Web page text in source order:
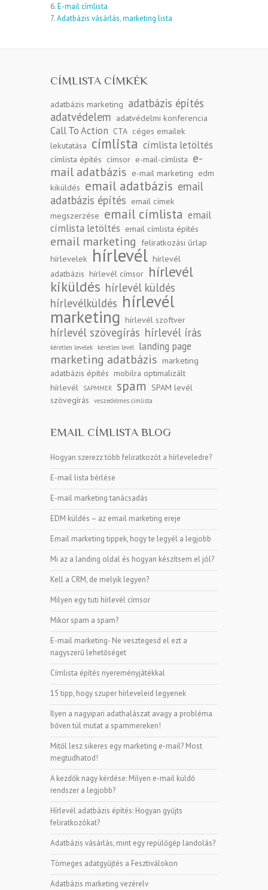
6.E-mail címlista
7.Adatbázis vásárlás, marketing lista
CÍMLISTA CÍMKÉK
adatbázis marketing adatbázis építés
adatvédelem adatvédelmi konferencia
Call To Action CTA céges emailek
lekutatása címlista címlista letöltés
címlista építés címsor e-mail-címlista e-
mail adatbázis e-mail marketing edm
kiküldés email adatbázis email
adatbázis építés email címek
megszerzése email címlista email
címlista letöltés email címlista építés
email marketing feliratkozási űrlap
hírlevelek
hírlevél hírlevél
adatbázis hírlevél címsor hírlevél
kiküldés hírlevél küldés
hírlevélküldés hírlevél
marketing hírlevél szoftver
hírlevél szövegírás hírlevél írás
kéretlen levelek kéretlen levél landing page
marketing adatbázis marketing
adatbázis építés mobilra optimalizált
hírlevél
SAPMMER spam SPAM levél
szövegírás
veszedelmes címlista
EMAIL CÍMLISTA BLOG
Hogyan szerezz több feliratkozót a hírleveledre?
E-mail lista bérlése
E-mail marketing tanácsadás
EDM küldés – az email marketing ereje
Email marketing tippek, hogy te legyél a legjobb
Mi az a landing oldal és hogyan készítsem el jól?
Kell a CRM, de melyik legyen?
Milyen egy tuti hírlevél címsor
Mikor spam a spam?
E-mail marketing- Ne vesztegesd el ezt a
nagyszerű lehetőséget
Címlista építés nyereményjátékkal
15 tipp, hogy szuper hírleveleid legyenek
Ilyen a nagyipari adathalászat avagy a probléma
bőven túl mutat a spammereken!
Mitől lesz sikeres egy marketing e-mail? Most
megtudhatod!
A kezdők nagy kérdése: Milyen e-mail küldő
rendszer a legjobb?
Hírlevél adatbázis építés: Hogyan gyűjts
feliratkozókat?
Adatbázis vásárlás, mint egy repülőgép landolás?
Tömeges adatgyűjtés a Fesztiválokon
Adatbázis marketing vezérelv